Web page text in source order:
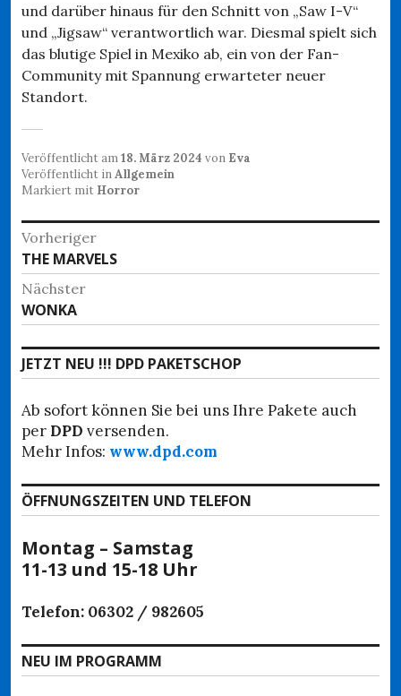
und darüber hinaus für den Schnitt von „Saw I-V“
und „Jigsaw“ verantwortlich war. Diesmal spielt sich
das blutige Spiel in Mexiko ab, ein von der Fan-
Community mit Spannung erwarteter neuer
Standort.
Veröffentlicht am18. März 2024 von Eva
Veröffentlicht inAllgemein
Markiert mit Horror
Beitragsnavigation
Vorheriger
Vorheriger
Beitrag:
THE MARVELS
Nächster
Nächster
Beitrag:
WONKA
JETZT NEU !!! DPD PAKETSCHOP
Ab sofort können Sie bei uns Ihre Pakete auch
per DPD versenden.
Mehr Infos: www.dpd.com
ÖFFNUNGSZEITEN UND TELEFON
Montag – Samstag
11-13 und 15-18 Uhr
Telefon: 06302 / 982605
NEU IM PROGRAMM